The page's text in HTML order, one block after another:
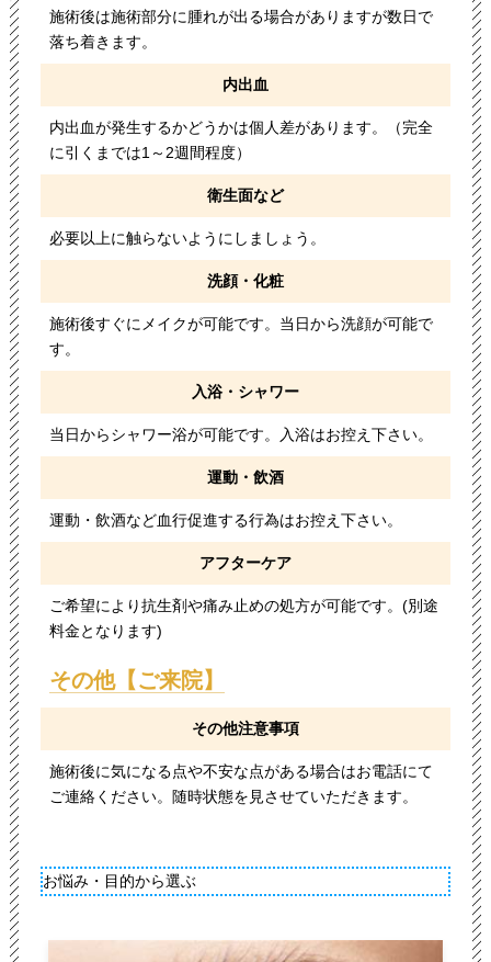
施術後は施術部分に腫れが出る場合がありますが数日で
落ち着きます。
内出血
内出血が発生するかどうかは個人差があります。（完全
に引くまでは1～2週間程度）
衛生面など
必要以上に触らないようにしましょう。
洗顔・化粧
施術後すぐにメイクが可能です。当日から洗顔が可能で
す。
入浴・シャワー
当日からシャワー浴が可能です。入浴はお控え下さい。
運動・飲酒
運動・飲酒など血行促進する行為はお控え下さい。
アフターケア
ご希望により抗生剤や痛み止めの処方が可能です。(別途
料金となります)
その他【ご来院】
その他注意事項
施術後に気になる点や不安な点がある場合はお電話にて
ご連絡ください。随時状態を見させていただきます。
お悩み・目的から選ぶ